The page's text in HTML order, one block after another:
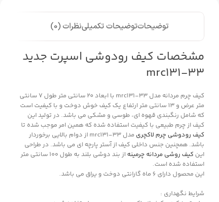
توضیحاتتوضیحات تکمیلینظرات (0)
مشخصات کیف رودوشی اسپرت جدید
mrc131-33
کیف چرم مردانه مدل mrc131-33 با ابعاد 20 سانتی متر طول 7 سانتی
متر عرض و 13 سانتی متر ارتفاع یک کیف خوش دوخت و با کیفیت است
که شامل رنگبندی قهوه ای، طوسی و مشکی می باشد. در تولید این
کیف از چرم طبیعی با کیفیت استفاده شده که همین امر موجب شده تا
کیف رودوشی چرم لاکچری
مدل mrc131-33 از دوام بالایی برخوردار
باشد. همچنین جنس داخلی کیف از آستر پارچه ای می باشد. در طراحی
این کیف روشی مردانه چرمینه
از بند دوشی بلند به طول 100 سانتی متر
استفاده شده است.
این محصول دارای 6 ماه گارانتی دوخت و یراق می باشد.
شرایط نگهداری :